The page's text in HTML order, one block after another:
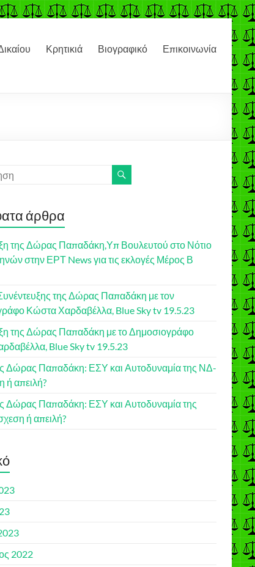
Κρητικιά Βιογραφικό Επικοινωνία
άρθρα
της Δώρας Παπαδάκη,Υπ Βουλευτού στο Νότιο
στην ΕΡΤ News για τις εκλογές Μέρος Β
της Δώρας Παπαδάκη με τον
Κώστα Χαρδαβέλλα, Blue Sky tv 19.5.23
της Δώρας Παπαδάκη με το Δημοσιογράφο
Blue Sky tv 19.5.23
Δώρας Παπαδάκη: ΕΣΥ και Αυτοδυναμία της ΝΔ-
ή απειλή?
Δώρας Παπαδάκη: ΕΣΥ και Αυτοδυναμία της
ή απειλή?
2022